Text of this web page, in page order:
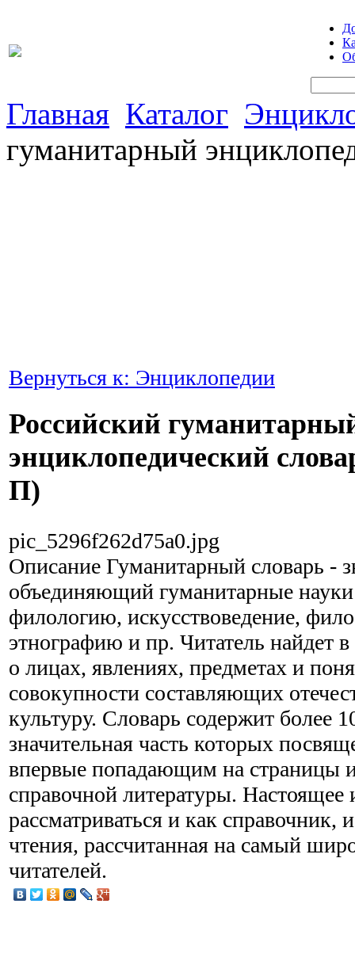
Главная Каталог
гуманитарный
Вернуться к: Энциклопедии
Российский
энциклопедический
П)
pic_5296f262d75a0.jpg
Описание Гуманитарный словарь -
объединяющий гуманитарные
филологию, искусствоведение,
этнографию и пр. Читатель найдет
о лицах, явлениях, предметах и
совокупности составляющих
культуру. Словарь содержит более
значительная часть которых
впервые попадающим на страницы
справочной литературы. Настоящее
рассматриваться и как справочник,
чтения, рассчитанная на самый
читателей.